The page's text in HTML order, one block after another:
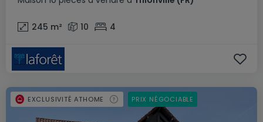
245 m² 10 4
EXCLUSIVITÉ ATHOME PRIX NÉGOCIABLE